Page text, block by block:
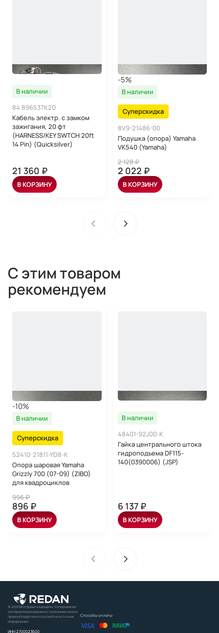
В наличии
84 896537K20
Кабель электр. с замком
зажигания, 20 фт
(HARNESS/KEY SWTCH 20ft
14 Pin) (Quicksilver)
21 360 ₽
В КОРЗИНУ
-5%
В наличии
Суперскидка
8V9-21486-00
Подушка (опора) Yamaha
VK540 (Yamaha)
2 128 ₽
2 022 ₽
В КОРЗИНУ
С этим товаром
рекомендуем
-10%
В наличии
Суперскидка
52410-21811-YD8-K
Опора шаровая Yamaha
Grizzly 700 (07-09) (ZIBO)
для квадроциклов
996 ₽
896 ₽
В КОРЗИНУ
В наличии
48401-92J00-K
Гайка центрального штока
гидроподъема DF115-
140(0390006) (JSP)
6 137 ₽
В КОРЗИНУ
© 2026 Все права защищены. Копирование
материалов разрешено с указанием имени
правообладателя и ссылкой на источник
информации
ИНН 2700023600
Способы оплаты: